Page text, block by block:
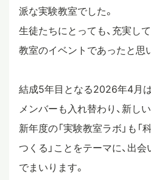
派な実験教室でした。
生徒たちにとっても、充実し
教室のイベントであったと思
結成5年目となる2026年4月
メンバーも入れ替わり、新し
新年度の「実験教室ラボ」も「
つくる」ことをテーマに、出
でまいります。